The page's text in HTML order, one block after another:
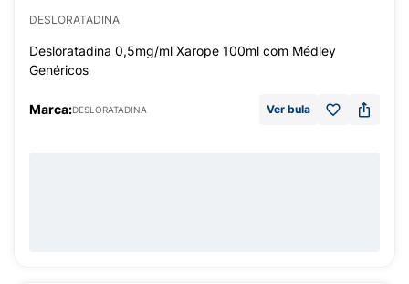
DESLORATADINA
Desloratadina 0,5mg/ml Xarope 100ml com Médley
Genéricos
Marca:DESLORATADINA Ver bula